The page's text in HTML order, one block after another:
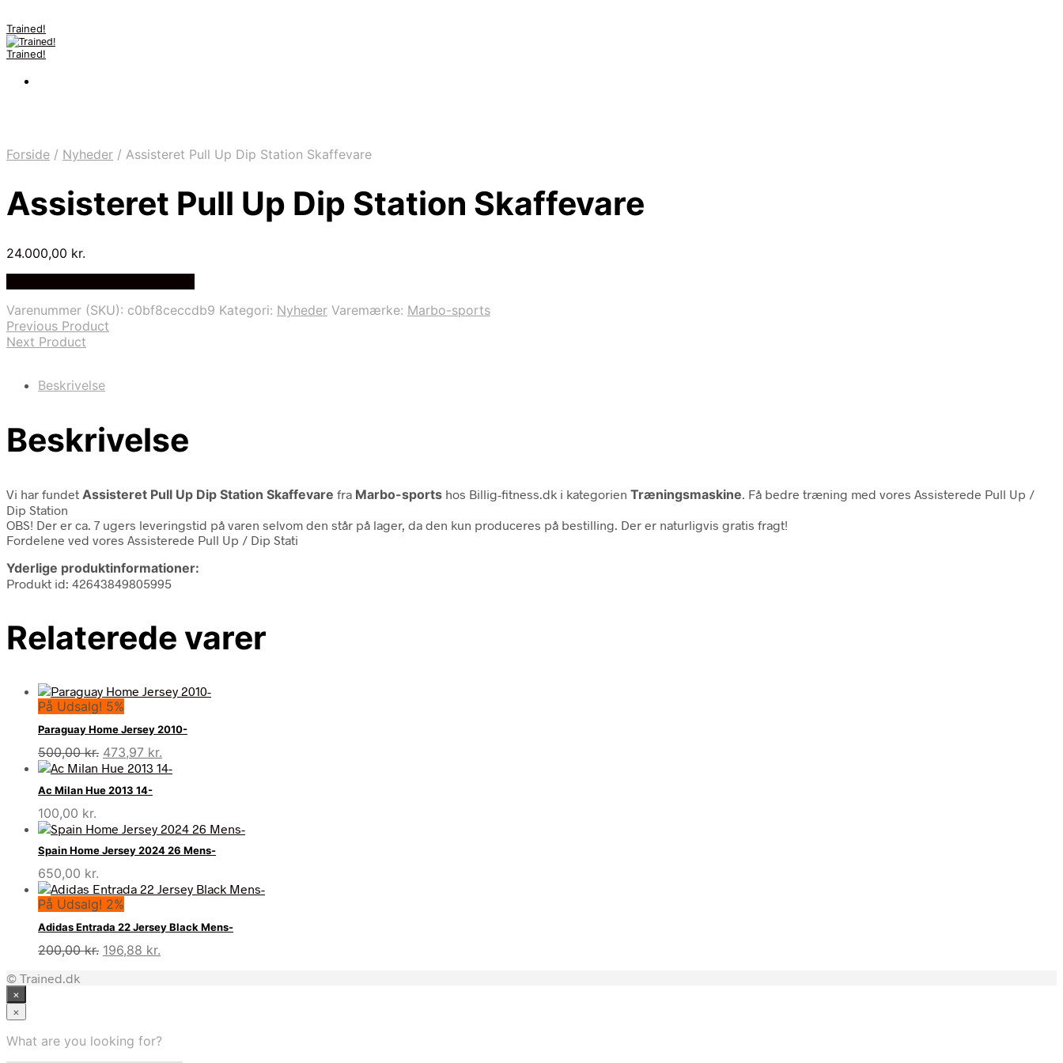
Trained!
Trained!
Forside / Nyheder / Assisteret Pull Up Dip Station Skaffevare
Assisteret Pull Up Dip Station Skaffevare
24.000,00 kr.
Varenummer (SKU): c0bf8ceccdb9 Kategori: Nyheder Varemærke: Marbo-sports
Previous Product
Next Product
Beskrivelse
Beskrivelse
Vi har fundet Assisteret Pull Up Dip Station Skaffevare fra Marbo-sports hos Billig-fitness.dk i kategorien Træningsmaskine . Få bedre træning med vores Assisterede Pull Up /
Dip Station
OBS! Der er ca. 7 ugers leveringstid på varen selvom den står på lager, da den kun produceres på bestilling. Der er naturligvis gratis fragt!
Fordelene ved vores Assisterede Pull Up / Dip Stati
Yderlige produktinformationer:
Produkt id: 42643849805995
Relaterede varer
På Udsalg! 5%
Paraguay Home Jersey 2010-
500,00kr. Den
oprindelige
pris
var:
473,97 kr.
aktuelle
Ac Milan Hue 2013 14-
100,00 kr.
Spain Home Jersey 2024 26 Mens-
650,00 kr.
På Udsalg! 2%
Adidas Entrada 22 Jersey Black Mens-
200,00kr. Den
196,88 kr.
© Trained.dk
×
×
What are you looking for?